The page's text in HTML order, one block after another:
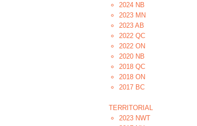
2024 NB
2023 MN
2023 AB
2022 QC
2022 ON
2020 NB
2018 QC
2018 ON
2017 BC
TERRITORIAL
2023 NWT